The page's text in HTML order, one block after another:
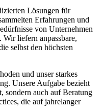
Lösungen für
Erfahrungen und
von Unternehmen
Wir liefern anpassbare,
selbst den höchsten
und unser starkes
Unsere Aufgabe bezieht
sondern auch auf Beratung
die auf jahrelanger